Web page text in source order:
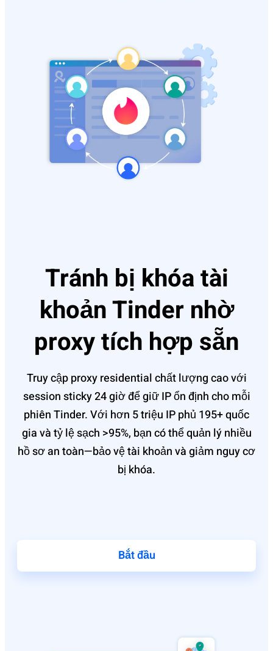
Tránh bị khóa tài
khoản Tinder nhờ
proxy tích hợp sẵn
Truy cập proxy residential chất lượng cao với
session sticky 24 giờ để giữ IP ổn định cho mỗi
phiên Tinder. Với hơn 5 triệu IP phủ 195+ quốc
gia và tỷ lệ sạch >95%, bạn có thể quản lý nhiều
hồ sơ an toàn—bảo vệ tài khoản và giảm nguy cơ
bị khóa.
Bắt đầu